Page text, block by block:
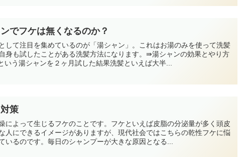
でフケは無くなるのか？
して注目を集めているのが「湯シャン」。これはお湯のみを使って洗髪
身も試したことがある洗髪方法になります。⇛湯シャンの効果とやり方
う湯シャンを２ヶ月試した結果洗髪といえば大半...
策
によって生じるフケのことです。フケといえば皮脂の分泌量が多く頭皮
人にできるイメージがありますが、現代社会ではこちらの乾性フケに悩
いるのです。毎日のシャンプーが大きな原因となる...